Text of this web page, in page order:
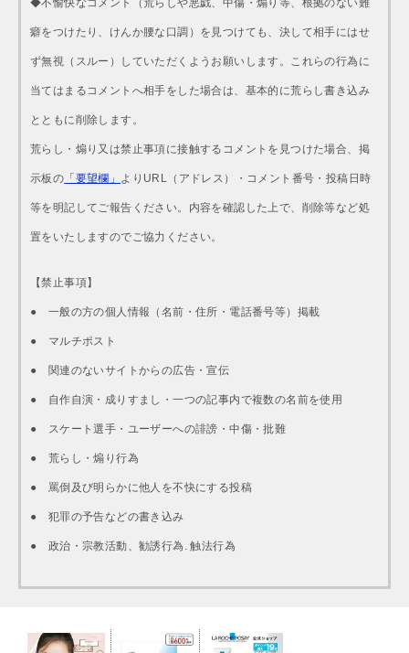
◆不愉快なコメント（荒らしや悪戯、中傷・煽り等、根拠のない難
癖をつけたり、けんか腰な口調）を見つけても、決して相手にはせ
ず無視（スルー）していただくようお願いします。これらの行為に
当てはまるコメントへ相手をした場合は、基本的に荒らし書き込み
とともに削除します。
荒らし・煽り又は禁止事項に接触するコメントを見つけた場合、掲
示板の 「要望欄」 よりURL（アドレス）・コメント番号・投稿日時
等を明記してご報告ください。内容を確認した上で、削除等など処
置をいたしますのでご協力ください。
【禁止事項】
● 一般の方の個人情報（名前・住所・電話番号等）掲載
● マルチポスト
● 関連のないサイトからの広告・宣伝
● 自作自演・成りすまし・一つの記事内で複数の名前を使用
● スケート選手・ユーザーへの誹謗・中傷・批難
● 荒らし・煽り行為
● 罵倒及び明らかに他人を不快にする投稿
● 犯罪の予告などの書き込み
● 政治・宗教活動、勧誘行為. 触法行為